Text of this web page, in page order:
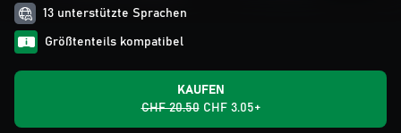
13 unterstützte Sprachen
Größtenteils kompatibel
KAUFEN
CHF 20.50 CHF 3.05+